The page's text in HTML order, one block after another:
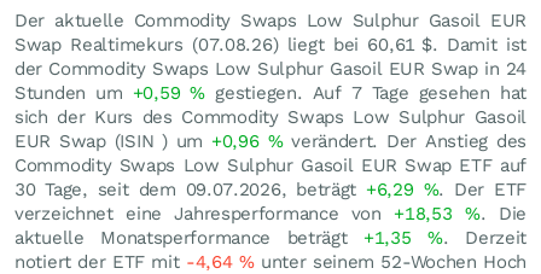
Der aktuelle Commodity Swaps Low Sulphur Gasoil EUR
Swap Realtimekurs (07.08.26) liegt bei 60,61 $. Damit ist
der Commodity Swaps Low Sulphur Gasoil EUR Swap in 24
Stunden um +0,59% gestiegen. Auf 7 Tage gesehen hat
sich der Kurs des Commodity Swaps Low Sulphur Gasoil
EUR Swap (ISIN ) um +0,96 %verändert. Der Anstieg des
Commodity Swaps Low Sulphur Gasoil EUR Swap ETF auf
30 Tage, seit dem 09.07.2026, beträgt +6,29 %. Der ETF
verzeichnet eine Jahresperformance von +18,53%. Die
aktuelle Monatsperformance beträgt +1,35%. Derzeit
notiert der ETF mit -4,64 %unter seinem 52-Wochen Hoch